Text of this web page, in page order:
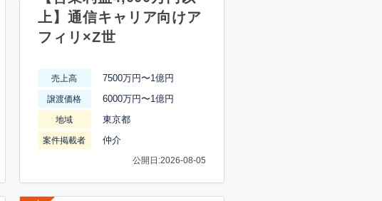
上】通信キャリア向けア
フィリ×Z世
売上高 7500万円〜1億円
譲渡価格 6000万円〜1億円
地域 東京都
案件掲載者 仲介
公開日:2026-08-05